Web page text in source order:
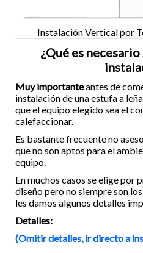
Instalación Vertical por
¿Qué es
Muy importanteantes de
instalación de una estufa a
que el equipo elegido sea el
calefaccionar.
Es bastante frecuente no
que no son aptos para el
equipo.
En muchos casos se elige por
diseño pero no siempre son
les damos algunos detalles
Detalles:
(Omitir detalles, ir directo a